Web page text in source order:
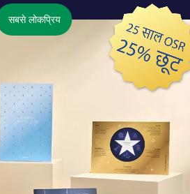
सबसे लोकप्रिय